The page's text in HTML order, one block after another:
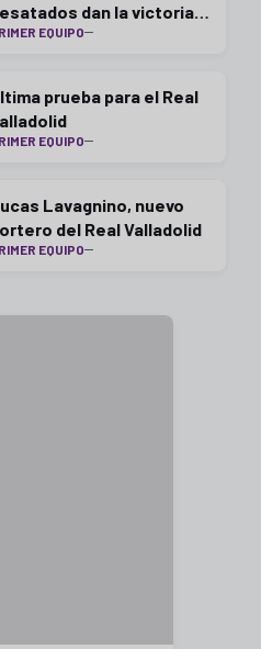
dan la victoria
GijónEQUIPO
prueba para el Real
EQUIPO
Lavagnino, nuevo
del Real Valladolid
EQUIPO